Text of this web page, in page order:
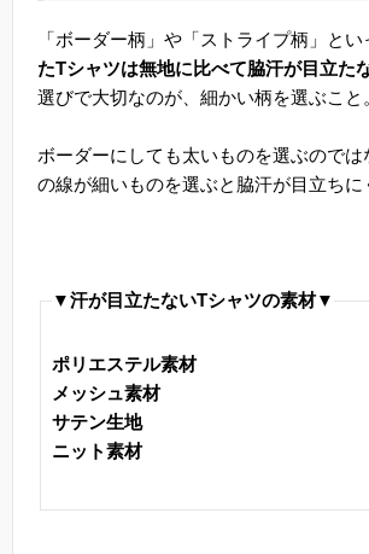
「ボーダー柄」や「ストライプ柄」とい
たTシャツは無地に比べて脇汗が目立た
選びで大切なのが、細かい柄を選ぶこと
ボーダーにしても太いものを選ぶのでは
の線が細いものを選ぶと脇汗が目立ちに
▼汗が目立たないTシャツの素材▼
ポリエステル素材
メッシュ素材
サテン生地
ニット素材